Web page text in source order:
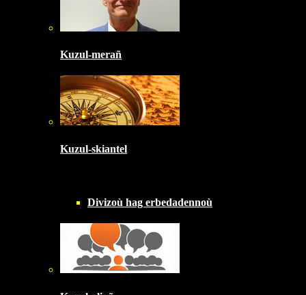
Kuzul-merañ
Kuzul-skiantel
Divizoù hag erbedadennoù